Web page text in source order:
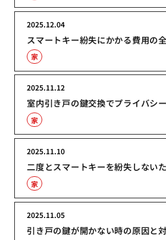
スマートキー紛失にかかる費用の
2025.12.04
家
室内引き戸の鍵交換でプライバシ
2025.11.12
家
二度とスマートキーを紛失しない
2025.11.10
家
引き戸の鍵が開かない時の原因と
2025.11.05